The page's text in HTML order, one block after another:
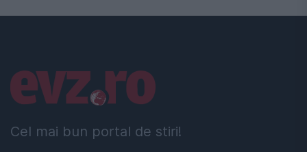
Cel mai bun portal de stiri!
Linkuri utile